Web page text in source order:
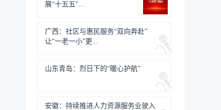
展“十五五”...
广西：社区与惠民服务“双向奔赴”
让“一老一小”更...
山东青岛：烈日下的“暖心护航”
安徽：持续推进人力资源服务业驶入